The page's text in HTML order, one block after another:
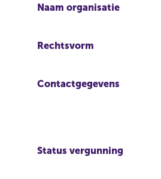
Naam organisatie
Rechtsvorm
Contactgegevens
Status vergunning